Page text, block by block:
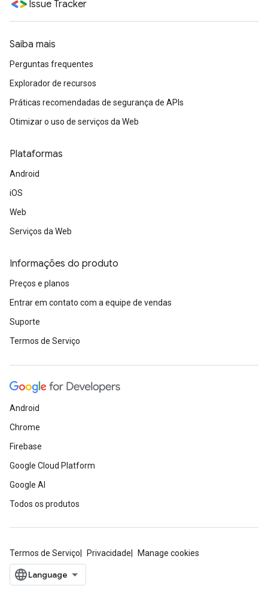
Issue Tracker
Saiba mais
Perguntas frequentes
Explorador de recursos
Práticas recomendadas de segurança de APIs
Otimizar o uso de serviços da Web
Plataformas
Android
iOS
Web
Serviços da Web
Informações do produto
Preços e planos
Entrar em contato com a equipe de vendas
Suporte
Termos de Serviço
Android
Chrome
Firebase
Google Cloud Platform
Google AI
Todos os produtos
Termos de Serviço Privacidade Manage cookies